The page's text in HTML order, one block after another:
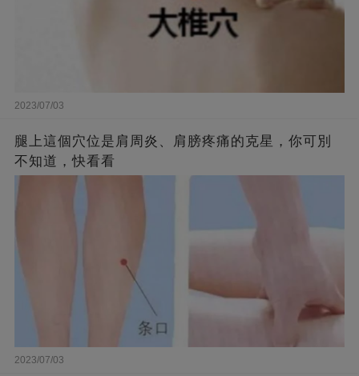
2023/07/03
腿上這個穴位是肩周炎、肩膀疼痛的克星，你可別
不知道，快看看
2023/07/03